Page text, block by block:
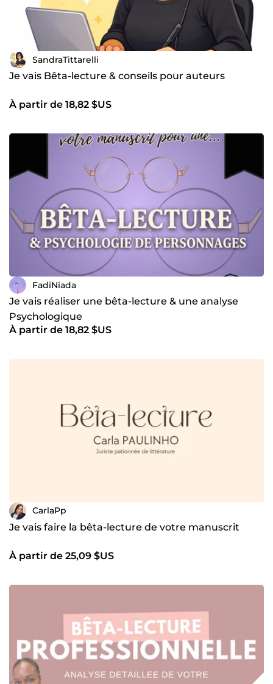
SandraTittarelli
Je vais Bêta-lecture & conseils pour auteurs
À partir de 18,82 $US
FadiNiada
Je vais réaliser une bêta-lecture & une analyse
Psychologique
À partir de 18,82 $US
CarlaPp
Je vais faire la bêta-lecture de votre manuscrit
À partir de 25,09 $US